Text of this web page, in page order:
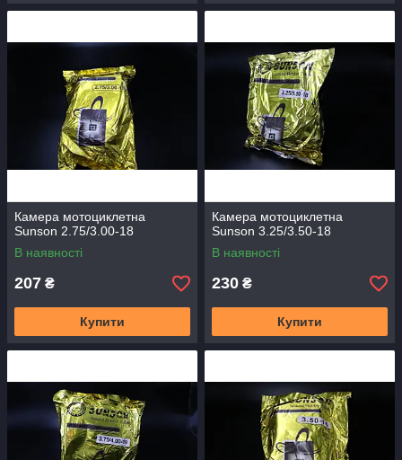
Камера мотоциклетна
Sunson 2.75/3.00-18
В наявності
207 ₴
Купити
Камера мотоциклетна
Sunson 3.25/3.50-18
В наявності
230 ₴
Купити